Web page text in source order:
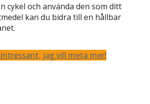
cykel och använda den som ditt
kan du bidra till en hållbar
jag vill meta mer!